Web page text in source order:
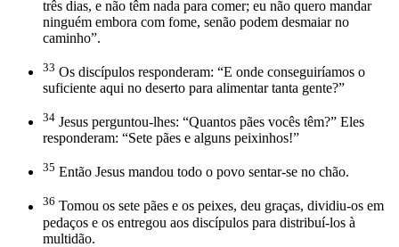
três dias, e não têm nada para comer; eu não quero mandar
ninguém embora com fome, senão podem desmaiar no
caminho”.
33 Os discípulos responderam: “E onde conseguiríamos o
suficiente aqui no deserto para alimentar tanta gente?”
34 Jesus perguntou-lhes: “Quantos pães vocês têm?” Eles
responderam: “Sete pães e alguns peixinhos!”
35 Então Jesus mandou todo o povo sentar-se no chão.
36 Tomou os sete pães e os peixes, deu graças, dividiu-os em
pedaços e os entregou aos discípulos para distribuí-los à
multidão.